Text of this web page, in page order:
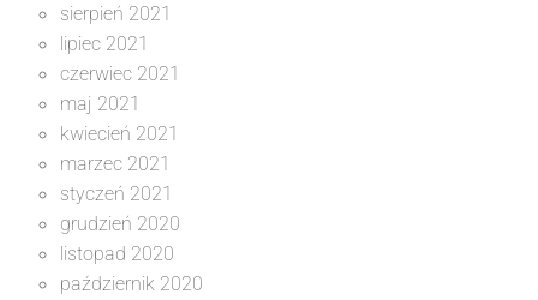
sierpień 2021
lipiec 2021
czerwiec 2021
maj 2021
kwiecień 2021
marzec 2021
styczeń 2021
grudzień 2020
listopad 2020
październik 2020